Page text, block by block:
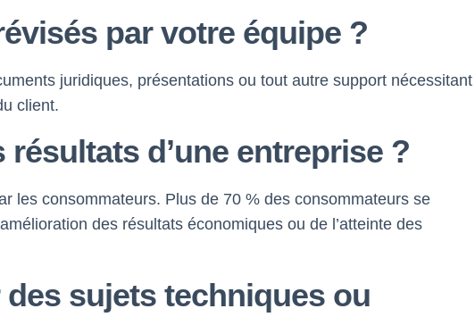
par votre équipe ?
juridiques, présentations ou tout autre support nécessitant
client.
d’une entreprise ?
les consommateurs. Plus de 70 % des consommateurs se
des résultats économiques ou de l’atteinte des
sujets techniques ou